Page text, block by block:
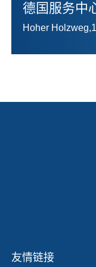
德国服务中
Hoher
友情链接